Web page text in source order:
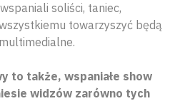
soliści, taniec,
towarzyszyć będą
to także, wspaniałe show
widzów zarówno tych